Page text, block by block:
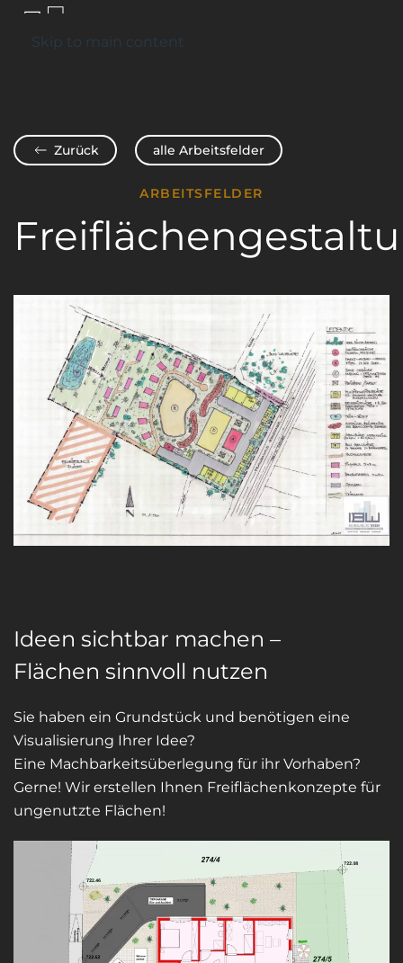
Skip to main content
Zurück alle Arbeitsfelder
ARBEITSFELDER
Ideen sichtbar machen –
Flächen sinnvoll nutzen
Sie haben ein Grundstück und benötigen eine
Visualisierung Ihrer Idee?
Eine Machbarkeitsüberlegung für ihr Vorhaben?
Gerne! Wir erstellen Ihnen Freiflächenkonzepte für
ungenutzte Flächen!